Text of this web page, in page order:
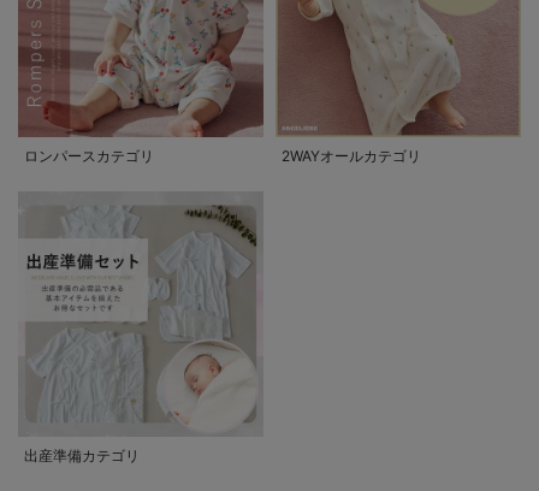
ロンパースカテゴリ 2WAYオールカテゴリ
出産準備カテゴリ